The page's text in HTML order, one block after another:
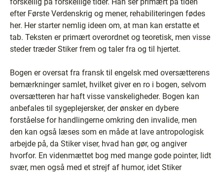
efter Første Verdenskrig og mener, rehabiliteringen fødes
her. Her starter nemlig ideen om, at man kan erstatte et
tab. Teksten er primært overordnet og teoretisk, men visse
steder træder Stiker frem og taler fra og til hjertet.
Bogen er oversat fra fransk til engelsk med oversætterens
bemærkninger samlet, hvilket giver en ro i bogen, selvom
oversætteren har haft visse vanskeligheder. Bogen kan
anbefales til sygeplejersker, der ønsker en dybere
forståelse for handlingerne omkring den invalide, men
den kan også læses som en måde at lave antropologisk
arbejde på, da Stiker viser, hvad han gør, og angiver
hvorfor. En videnmættet bog med mange gode pointer, lidt
svær, men også med et strejf af humor, idet Stiker